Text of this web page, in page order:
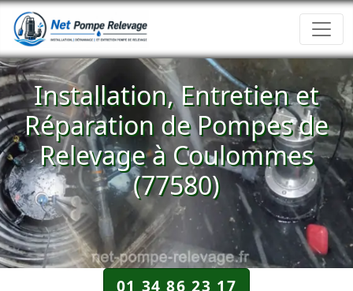
Installation, Entretien et
Réparation de Pompes de
Relevage à Coulommes
(77580)
01 34 86 23 17